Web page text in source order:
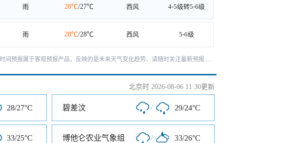
雨 28℃/27℃ 西风 4-5级转5-6级
雨 28℃/28℃ 西风 5-6级
间预报属于客观预报产品，反映的是未来天气变化趋势、请随时关注最新预报.....
北京时 2026-08-06 11:30更新
28/27°C 碧差汶 / 29/24°C
33/25°C 博他仑农业气象组 / 33/26°C